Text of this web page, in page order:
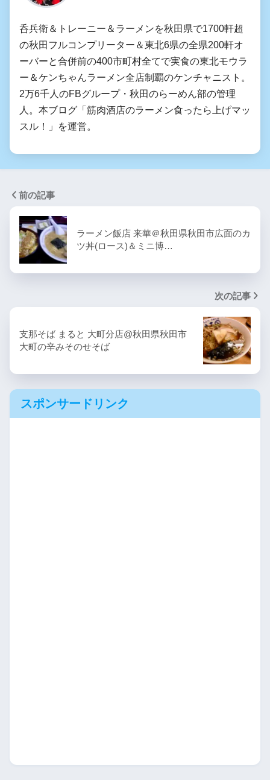
呑兵衛＆トレーニー＆ラーメンを秋田県で1700軒超
の秋田フルコンプリーター＆東北6県の全県200軒オ
ーバーと合併前の400市町村全てで実食の東北モウラ
ー＆ケンちゃんラーメン全店制覇のケンチャニスト。
2万6千人のFBグループ・秋田のらーめん部の管理
人。本ブログ「筋肉酒店のラーメン食ったら上げマッ
スル！」を運営。
前の記事
ラーメン飯店 来華＠秋田県秋田市広面のカ
ツ丼(ロース)＆ミニ博…
次の記事
支那そば まると 大町分店@秋田県秋田市
大町の辛みそのせそば
スポンサードリンク